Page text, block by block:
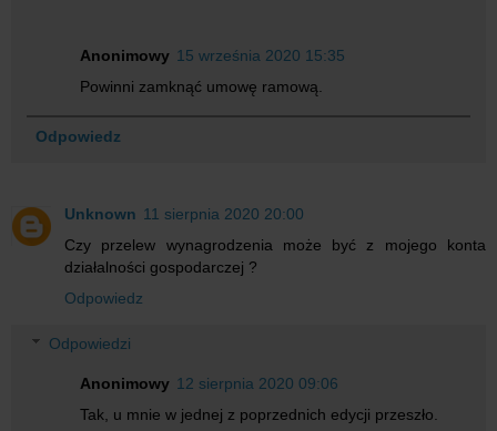
Anonimowy 15 września 2020 15:35
Powinni zamknąć umowę ramową.
Odpowiedz
Unknown 11 sierpnia 2020 20:00
Czy przelew wynagrodzenia może być z mojego konta
działalności gospodarczej ?
Odpowiedz
Odpowiedzi
Anonimowy 12 sierpnia 2020 09:06
Tak, u mnie w jednej z poprzednich edycji przeszło.